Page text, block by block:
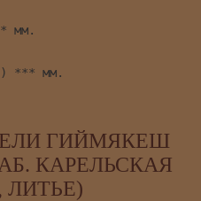
мм.
*** мм.
ГИЙМЯКЕШ
КАРЕЛЬСКАЯ
ЛИТЬЕ)